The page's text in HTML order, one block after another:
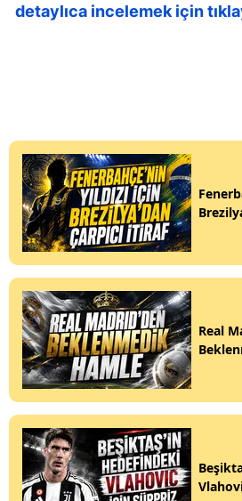
detaylıca incelemek için
Real